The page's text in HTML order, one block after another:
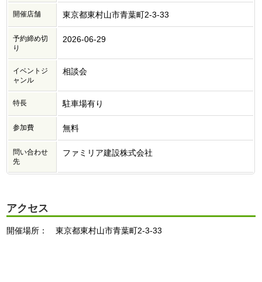
開催店舗 東京都東村山市青葉町2-3-33
予約締め切
り
2026-06-29
イベントジ
ャンル
相談会
特長 駐車場有り
参加費 無料
問い合わせ
先
ファミリア建設株式会社
アクセス
開催場所： 東京都東村山市青葉町2-3-33